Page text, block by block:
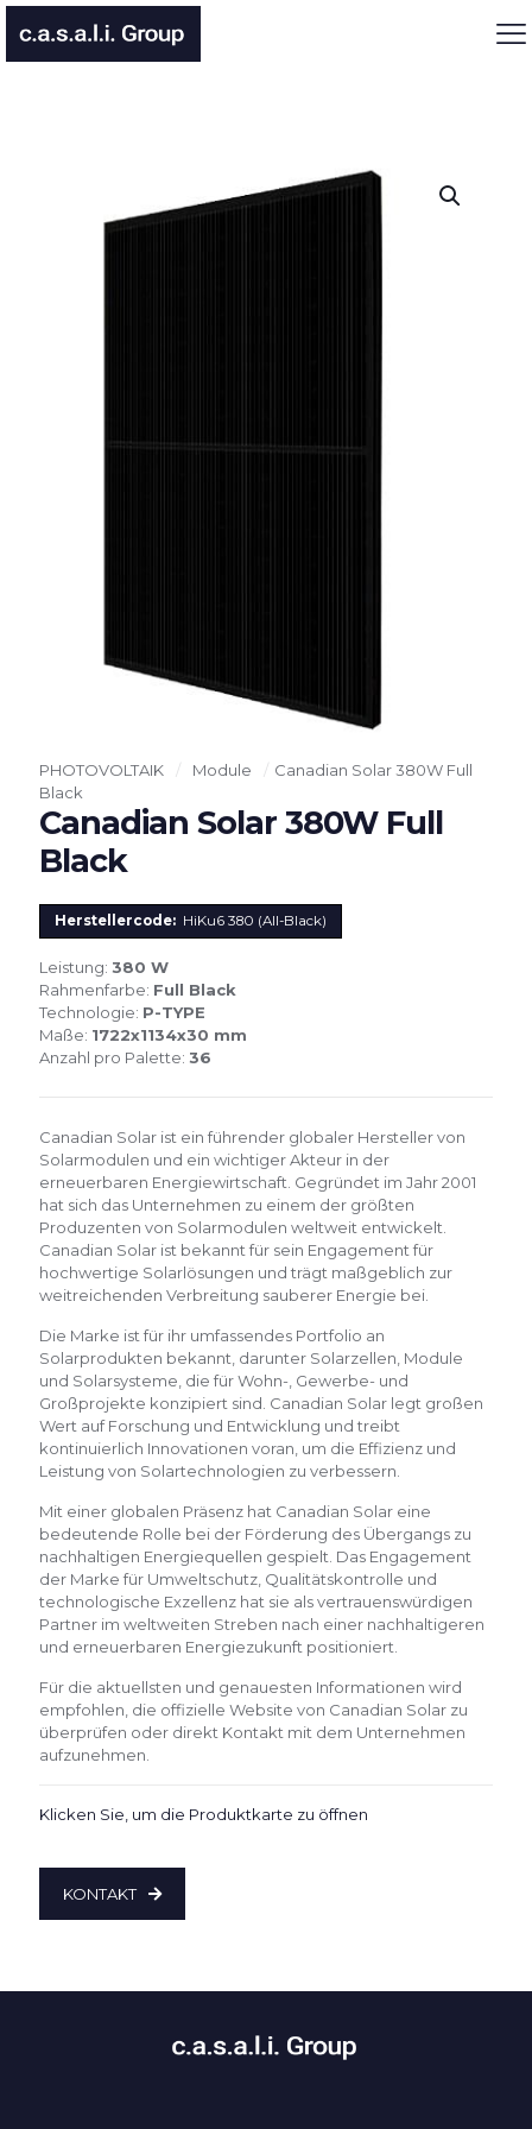
PHOTOVOLTAIK / Module / Canadian Solar 380W Full
Black
Canadian Solar 380W Full
Black
Herstellercode: HiKu6 380 (All-Black)
Leistung: 380 W
Rahmenfarbe: Full Black
Technologie: P-TYPE
Maße: 1722x1134x30 mm
Anzahl pro Palette: 36
Canadian Solar ist ein führender globaler Hersteller von
Solarmodulen und ein wichtiger Akteur in der
erneuerbaren Energiewirtschaft. Gegründet im Jahr 2001
hat sich das Unternehmen zu einem der größten
Produzenten von Solarmodulen weltweit entwickelt.
Canadian Solar ist bekannt für sein Engagement für
hochwertige Solarlösungen und trägt maßgeblich zur
weitreichenden Verbreitung sauberer Energie bei.
Die Marke ist für ihr umfassendes Portfolio an
Solarprodukten bekannt, darunter Solarzellen, Module
und Solarsysteme, die für Wohn-, Gewerbe- und
Großprojekte konzipiert sind. Canadian Solar legt großen
Wert auf Forschung und Entwicklung und treibt
kontinuierlich Innovationen voran, um die Effizienz und
Leistung von Solartechnologien zu verbessern.
Mit einer globalen Präsenz hat Canadian Solar eine
bedeutende Rolle bei der Förderung des Übergangs zu
nachhaltigen Energiequellen gespielt. Das Engagement
der Marke für Umweltschutz, Qualitätskontrolle und
technologische Exzellenz hat sie als vertrauenswürdigen
Partner im weltweiten Streben nach einer nachhaltigeren
und erneuerbaren Energiezukunft positioniert.
Für die aktuellsten und genauesten Informationen wird
empfohlen, die offizielle Website von Canadian Solar zu
überprüfen oder direkt Kontakt mit dem Unternehmen
aufzunehmen.
Klicken Sie, um die Produktkarte zu öffnen
KONTAKT